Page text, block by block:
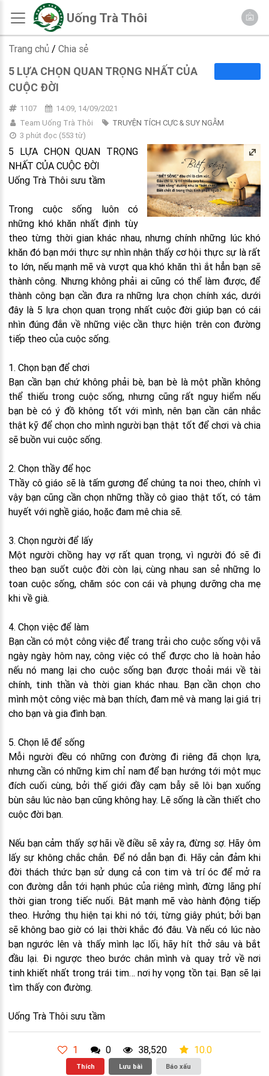
Uống Trà Thôi
Trang chủ / Chia sẻ
5 LỰA CHỌN QUAN TRỌNG NHẤT CỦA
CUỘC ĐỜI
1107
14:09, 14/09/2021
Team Uống Trà Thôi
TRUYỆN TÍCH CỰC & SUY NGẪM
3 phút đọc(553từ)
5 LỰA CHỌN QUAN TRỌNG
NHẤT CỦA CUỘC ĐỜI
Uống Trà Thôi sưu tầm
Trong cuộc sống luôn có
những khó khăn nhất định tùy
theo từng thời gian khác nhau, nhưng chính những lúc khó
khăn đó bạn mới thực sự nhìn nhận thấy cơ hội thực sự là rất
to lớn, nếu mạnh mẽ và vượt qua khó khăn thì ắt hẳn bạn sẽ
thành công. Nhưng không phải ai cũng có thể làm được, để
thành công bạn cần đưa ra những lựa chọn chính xác, dưới
đây là 5 lựa chọn quan trọng nhất cuộc đời giúp bạn có cái
nhìn đúng đắn về những việc cần thực hiện trên con đường
tiếp theo của cuộc sống.
1. Chọn bạn để chơi
Bạn cần bạn chứ không phải bè, bạn bè là một phần không
thể thiếu trong cuộc sống, nhưng cũng rất nguy hiểm nếu
bạn bè có ý đồ không tốt với mình, nên bạn cần cân nhắc
thật kỹ để chọn cho mình người bạn thật tốt để chơi và chia
sẽ buồn vui cuộc sống.
2. Chọn thầy để học
Thầy cô giáo sẽ là tấm gương để chúng ta noi theo, chính vì
vậy bạn cũng cần chọn những thầy cô giao thật tốt, có tâm
huyết với nghề giáo, hoặc đam mê chia sẽ.
3. Chọn người để lấy
Một người chồng hay vợ rất quan trọng, vì người đó sẽ đi
theo bạn suốt cuộc đời còn lại, cùng nhau san sẻ những lo
toan cuộc sống, chăm sóc con cái và phụng dưỡng cha mẹ
khi về già.
4. Chọn việc để làm
Bạn cần có một công việc để trang trải cho cuộc sống vội vã
ngày ngày hôm nay, công việc có thể được cho là hoàn hảo
nếu nó mang lại cho cuộc sống bạn được thoải mái về tài
chính, tinh thần và thời gian khác nhau. Bạn cần chọn cho
mình một công việc mà bạn thích, đam mê và mang lại giá trị
cho bạn và gia đình bạn.
5. Chọn lẽ để sống
Mỗi người đều có những con đường đi riêng đã chọn lựa,
nhưng cần có những kim chỉ nam để bạn hướng tới một mục
đích cuối cùng, bởi thế giới đầy cạm bẫy sẽ lôi bạn xuống
bùn sâu lúc nào bạn cũng không hay. Lẽ sống là cần thiết cho
cuộc đời bạn.
Nếu bạn cảm thấy sợ hãi về điều sẽ xảy ra, đừng sợ. Hãy ôm
lấy sự không chắc chắn. Để nó dẫn bạn đi. Hãy cản đảm khi
đời thách thức bạn sử dụng cả con tim và trí óc để mở ra
con đường dẫn tới hạnh phúc của riêng mình, đừng lãng phí
thời gian trong tiếc nuối. Bật mạnh mẽ vào hành động tiếp
theo. Hưởng thụ hiện tại khi nó tới, từng giây phút; bởi bạn
sẽ không bao giờ có lại thời khắc đó đâu. Và nếu có lúc nào
bạn ngước lên và thấy mình lạc lối, hãy hít thở sâu và bắt
đầu lại. Đi ngược theo bước chân mình và quay trở về nơi
tinh khiết nhất trong trái tim… nơi hy vọng tồn tại. Bạn sẽ lại
tìm thấy con đường.
Uống Trà Thôi sưu tầm
1 0 38,520 10.0
Thích Lưu bài Báo xấu